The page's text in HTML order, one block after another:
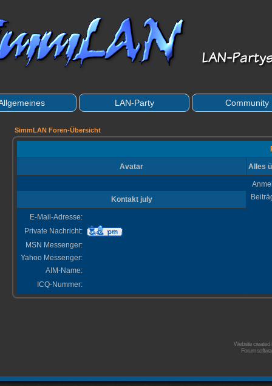
LAN-Party Community
SimmLAN Foren-Übersicht
Avatar Alles
Kontakt july
E-Mail-Adresse:
Private Nachricht:
MSN Messenger:
Yahoo Messenger:
AIM-Name:
ICQ-Nummer:
Website created
Forum